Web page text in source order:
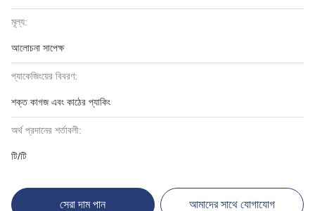
মূল্য:
আলোচনা সাপেক্ষ
প্যাকেজিংয়ের বিবরণ:
শক্ত কাগজ এবং কাঠের প্যাকিং
অর্থ প্রদানের শর্তাবলী:
টি/টি
সেরা দাম পান আমাদের সাথে যোগাযোগ